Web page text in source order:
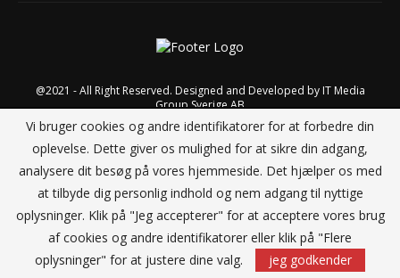
@2021 - All Right Reserved. Designed and Developed by IT Media
Group Sverige AB
TILBAGE TIL TOPPEN
Vi bruger cookies og andre identifikatorer for at forbedre din
oplevelse. Dette giver os mulighed for at sikre din adgang,
analysere dit besøg på vores hjemmeside. Det hjælper os med
at tilbyde dig personlig indhold og nem adgang til nyttige
oplysninger. Klik på "Jeg accepterer" for at acceptere vores brug
af cookies og andre identifikatorer eller klik på "Flere
oplysninger" for at justere dine valg.
jeg godkender